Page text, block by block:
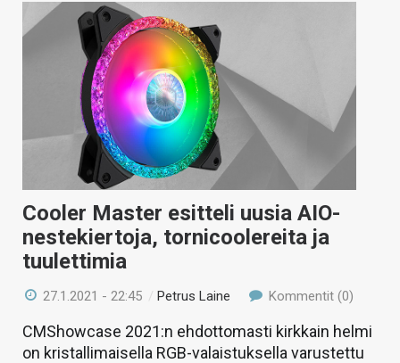
TIETOA
VAIHDA TEEMA
HAKU
Cooler Master esitteli uusia AIO-
nestekiertoja, tornicoolereita ja
tuulettimia
27.1.2021 - 22:45 /Petrus Laine Kommentit (0)
CMShowcase 2021:n ehdottomasti kirkkain helmi
on kristallimaisella RGB-valaistuksella varustettu